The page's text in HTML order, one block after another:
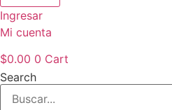
Ingresar
Mi cuenta
$0.00 0 Cart
Search